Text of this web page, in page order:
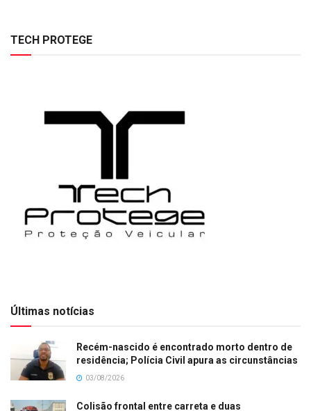
TECH PROTEGE
Últimas notícias
Recém-nascido é encontrado morto dentro de
residência; Polícia Civil apura as circunstâncias
03/08/2026
Colisão frontal entre carreta e duas